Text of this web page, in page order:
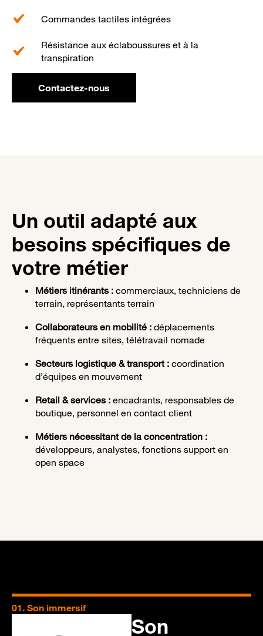
Commandes tactiles intégrées
Résistance aux éclaboussures et à la
transpiration
Contactez-nous
Un outil adapté aux
besoins spécifiques de
votre métier​
Métiers itinérants : commerciaux, techniciens de
terrain, représentants terrain
Collaborateurs en mobilité : déplacements
fréquents entre sites, télétravail nomade
Secteurs logistique & transport : coordination
d’équipes en mouvement
Retail & services : encadrants, responsables de
boutique, personnel en contact client
Métiers nécessitant de la concentration :
développeurs, analystes, fonctions support en
open space
01. Son immersif
Son